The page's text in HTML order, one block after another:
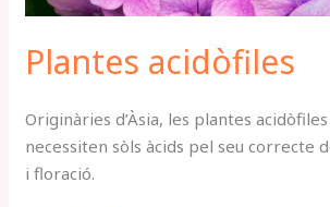
Plantes acidòfiles
Originàries d’Àsia, les plantes
necessiten sòls àcids pel seu correcte
i floració.